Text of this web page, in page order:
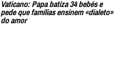
Vaticano: Papa batiza 34 bebés e
pede que famílias ensinem «dialeto»
do amor